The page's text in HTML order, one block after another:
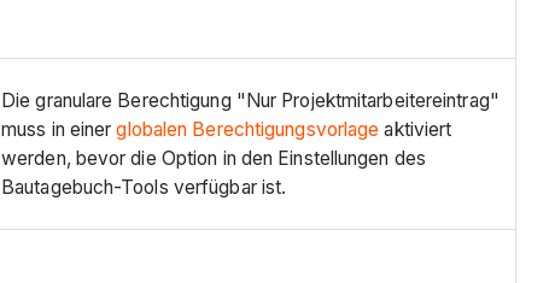
Die granulare Berechtigung "Nur Projektmitarbeitereintrag"
muss in einerglobalen Berechtigungsvorlageaktiviert
werden, bevor die Option in den Einstellungen des
Bautagebuch-Tools verfügbar ist.